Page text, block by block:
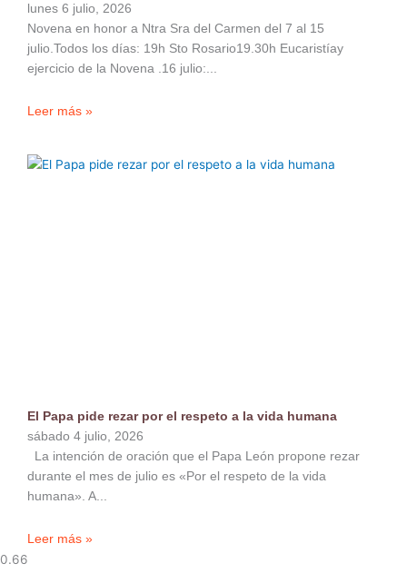
lunes 6 julio, 2026
Novena en honor a Ntra Sra del Carmen del 7 al 15
julio.Todos los días: 19h Sto Rosario19.30h Eucaristíay
ejercicio de la Novena .16 julio:
Leer más »
El Papa pide rezar por el respeto a la vida humana
sábado 4 julio, 2026
La intención de oración que el Papa León propone rezar
durante el mes de julio es «Por el respeto de la vida
humana». A
Leer más »